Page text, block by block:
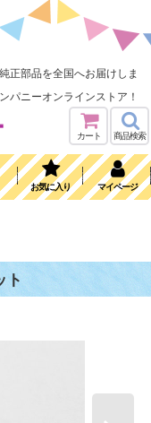
正部品を全国へお届けしま
パニーオンラインストア！
カート 商品検索
お気に入り マイページ
ト